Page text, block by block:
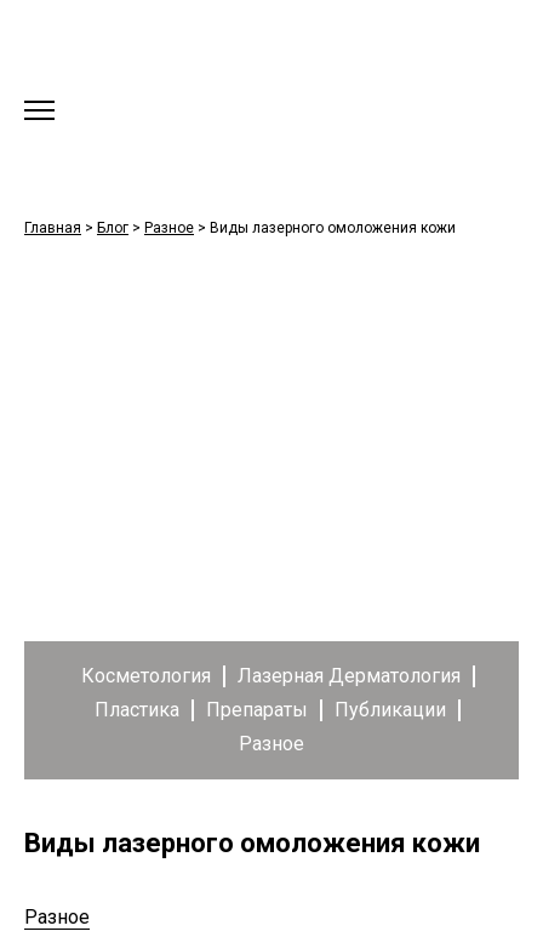
Главная > Блог > Разное > Виды лазерного омоложения кожи
Косметология
Лазерная Дерматология
Пластика
Препараты
Публикации
Разное
Виды лазерного омоложения кожи
Разное